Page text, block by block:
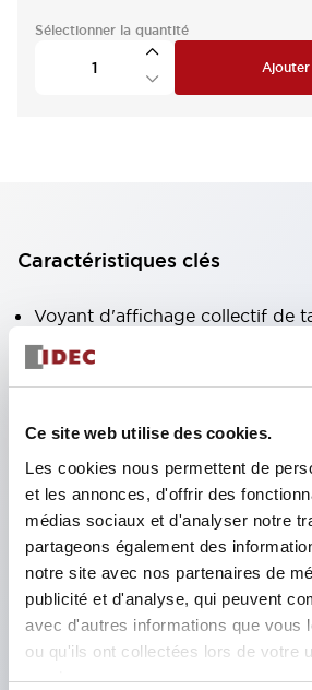
Ce site web utilise des cookies.
Les cookies nous permettent de
et les annonces, d'offrir des
médias sociaux et d'analyser notre
partageons également des
notre site avec nos partenaires de
publicité et d'analyse, qui peuvent
avec d'autres informations que vous
ou qu'ils ont collectées lors de votre
services.
Sélectionner la quantité
Ajouter
Caractéristiques clés
Voyant d'affichage collectif de
types de surfaces lumineuses
Équipé d'une fenêtre variable
surface ultra-haute intensité.
Réduction du temps de câblage
structure à bornes SS,
borne et du corps, et structure
Adoption d'un support de
éliminant le besoin d'un
contre les chocs électriques.